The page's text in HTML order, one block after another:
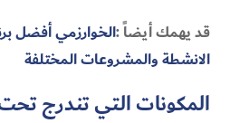
قد يهمك أيضاً :الخوارزمي أفضل
الانشطة والمشروعات المختلفة
المكونات التي تندرج